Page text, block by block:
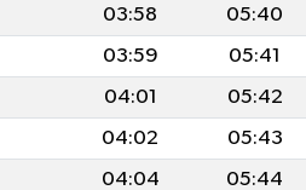
03:58 05:40
03:59 05:41
04:01 05:42
04:02 05:43
04:04 05:44